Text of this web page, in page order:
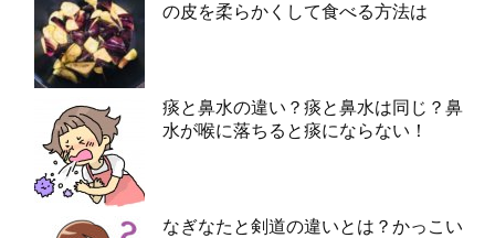
の皮を柔らかくして食べる方法は
痰と鼻水の違い？痰と鼻水は同じ？鼻
水が喉に落ちると痰にならない！
なぎなたと剣道の違いとは？かっこい